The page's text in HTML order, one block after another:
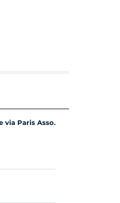
via Paris Asso.